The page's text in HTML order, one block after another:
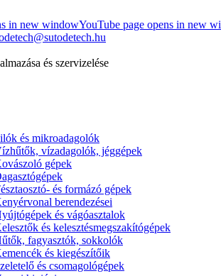
in new windowYouTube page opens in new
és szervizelése
és mikroadagolók
vízadagolók, jéggépek
gépek
és formázó gépek
berendezései
és vágóasztalok
és kelesztésmegszakítógépek
fagyasztók, sokkolók
és kiegészítőik
és csomagológépek